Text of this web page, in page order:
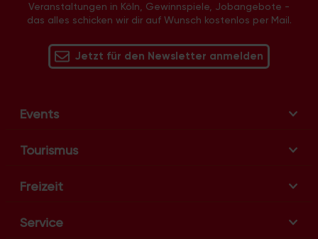
Veranstaltungen in Köln, Gewinnspiele, Jobangebote -
das alles schicken wir dir auf Wunsch kostenlos per Mail.
Jetzt für den Newsletter anmelden
Events
Tourismus
Freizeit
Service